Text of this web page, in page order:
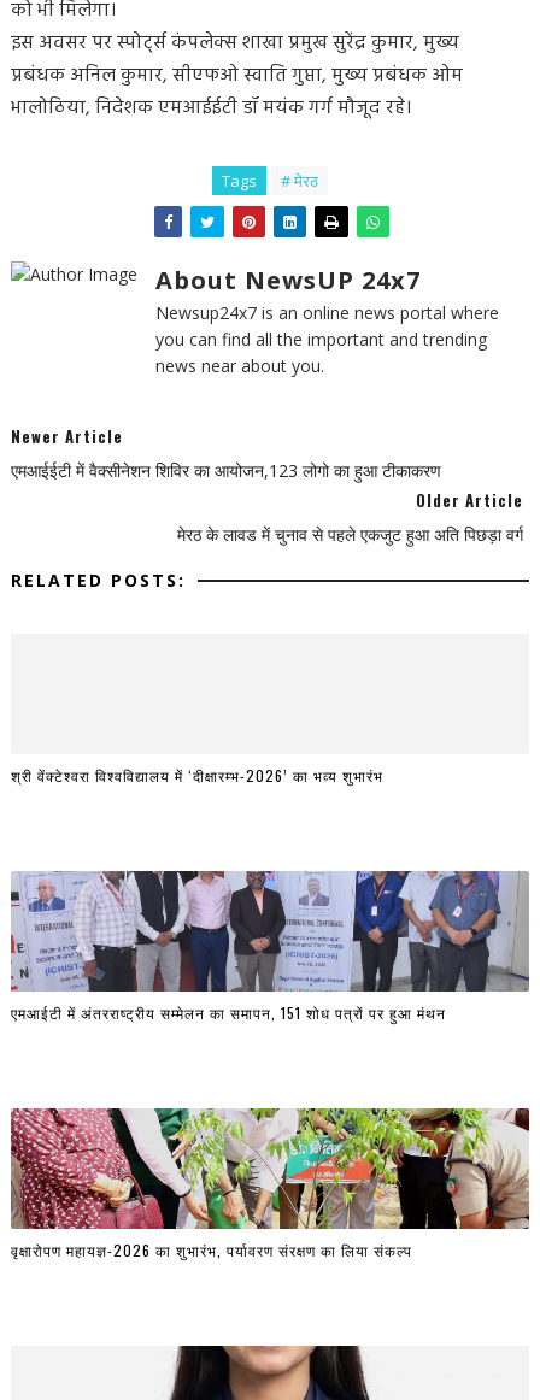
को भी मिलेगा।
इस अवसर पर स्पोर्ट्स कंपलेक्स शाखा प्रमुख सुरेंद्र कुमार, मुख्य
प्रबंधक अनिल कुमार, सीएफओ स्वाति गुप्ता, मुख्य प्रबंधक ओम
भालोठिया, निदेशक एमआईईटी डॉ मयंक गर्ग मौजूद रहे।
Tags # मेरठ
About NewsUP 24x7
Newsup24x7 is an online news portal where
you can find all the important and trending
news near about you.
Newer Article
एमआईईटी में वैक्सीनेशन शिविर का आयोजन,123 लोगो का हुआ टीकाकरण
Older Article
मेरठ के लावड में चुनाव से पहले एकजुट हुआ अति पिछड़ा वर्ग
RELATED POSTS:
श्री वेंक्टेश्वरा विश्वविद्यालय में ‘दीक्षारम्भ-2026’ का भव्य शुभारंभ
एमआईटी में अंतरराष्ट्रीय सम्मेलन का समापन, 151 शोध पत्रों पर हुआ मंथन
वृक्षारोपण महायज्ञ-2026 का शुभारंभ, पर्यावरण संरक्षण का लिया संकल्प